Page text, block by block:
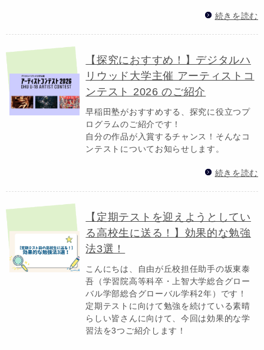
続きを読む
【探究におすすめ！】デジタルハ
リウッド大学主催 アーティストコ
ンテスト 2026 のご紹介
早稲田塾がおすすめする、探究に役立つプ
ログラムのご紹介です！
自分の作品が入賞するチャンス！そんなコ
ンテストについてお知らせします。
続きを読む
【定期テストを迎えようとしてい
る高校生に送る！】効果的な勉強
法3選！
こんにちは、自由が丘校担任助手の坂東泰
吾（学習院高等科卒・上智大学総合グロー
バル学部総合グローバル学科2年）です！
定期テストに向けて勉強を続けている素晴
らしい皆さんに向けて、今回は効果的な学
習法を3つご紹介します！